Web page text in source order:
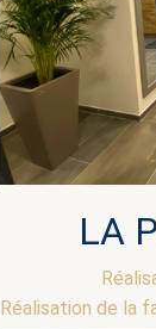
LA
Réalisation de la